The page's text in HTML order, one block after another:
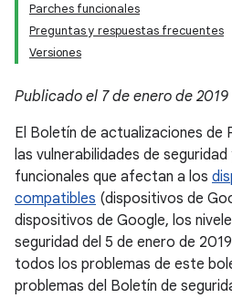
Parches funcionales
Preguntas y respuestas frecuentes
Versiones
Publicado el 7 de enero de 2019
El Boletín de actualizaciones de
las vulnerabilidades de
funcionales que afectan a los
compatibles (dispositivos de
dispositivos de Google, los
seguridad del 5 de enero de
todos los problemas de este
problemas del Boletín de